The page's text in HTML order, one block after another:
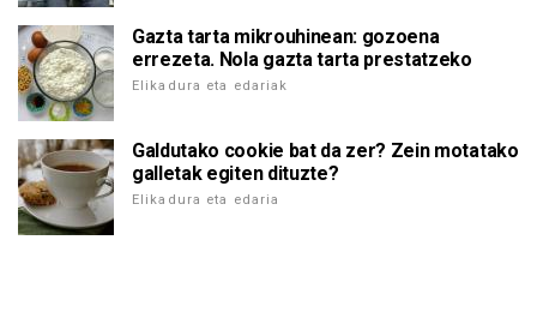
Gazta tarta mikrouhinean: gozoena
errezeta. Nola gazta tarta prestatzeko
Elikadura eta edariak
Galdutako cookie bat da zer? Zein motatako
galletak egiten dituzte?
Elikadura eta edaria